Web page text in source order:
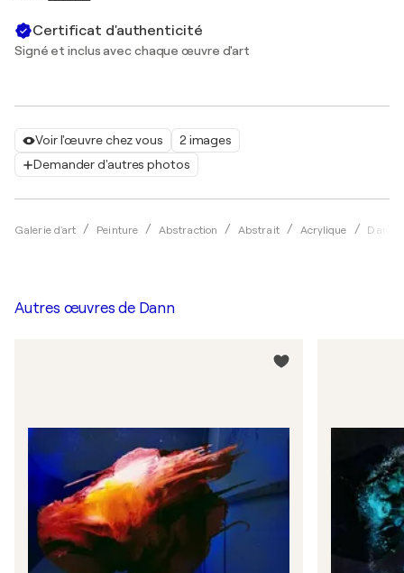
Voir l'œuvre chez vous
2 images
Demander d'autres photos
Galerie d'art Peinture Abstraction Abstrait Acrylique Dann
Certificat d'authenticité
Signé et inclus avec chaque œuvre d'art
Autres œuvres de Dann